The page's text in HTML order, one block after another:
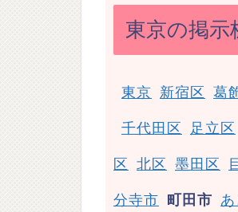
東京の掲示
東京 新宿区 葛
千代田区 足立区
区 北区 墨田区
分寺市 町田市